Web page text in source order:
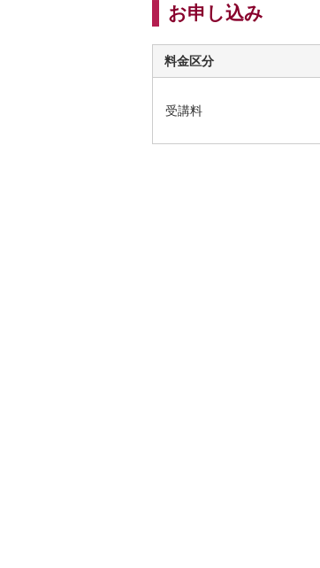
お申し込み
料金区分
受講料